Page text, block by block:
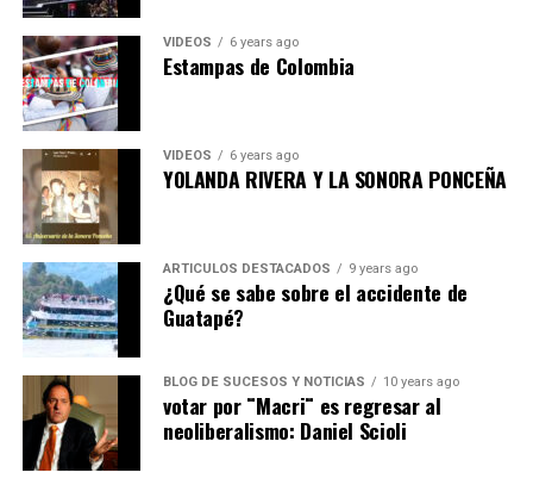
VIDEOS 6 years ago
Estampas de Colombia
VIDEOS 6 years ago
YOLANDA RIVERA Y LA SONORA PONCEÑA
ARTICULOS DESTACADOS 9 years ago
¿Qué se sabe sobre el accidente de
Guatapé?
BLOG DE SUCESOS Y NOTICIAS 10 years ago
votar por ¨Macri¨ es regresar al
neoliberalismo: Daniel Scioli